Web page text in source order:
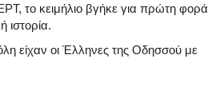
το κειμήλιο βγήκε για πρώτη φορά
ιστορία.
είχαν οι Έλληνες της Οδησσού με